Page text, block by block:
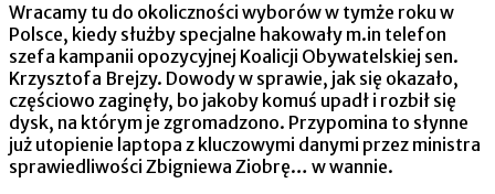
Wracamy tu do okoliczności wyborów w tymże roku w
Polsce, kiedy służby specjalne hakowały m.in telefon
szefa kampanii opozycyjnej Koalicji Obywatelskiej sen.
Krzysztofa Brejzy. Dowody w sprawie, jak się okazało,
częściowo zaginęły, bo jakoby komuś upadł i rozbił się
dysk, na którym je zgromadzono. Przypomina to słynne
już utopienie laptopa z kluczowymi danymi przez ministra
sprawiedliwości Zbigniewa Ziobrę… w wannie.